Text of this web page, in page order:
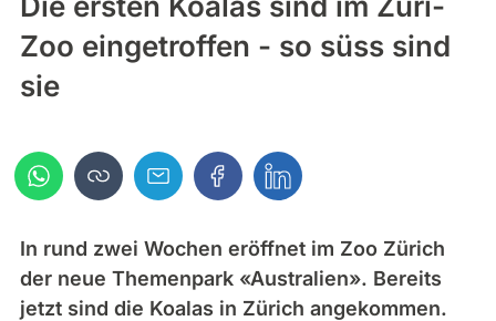
Zoo eingetroffen - so süss sind
sie
In rund zwei Wochen eröffnet im Zoo Zürich
der neue Themenpark «Australien». Bereits
jetzt sind die Koalas in Zürich angekommen.